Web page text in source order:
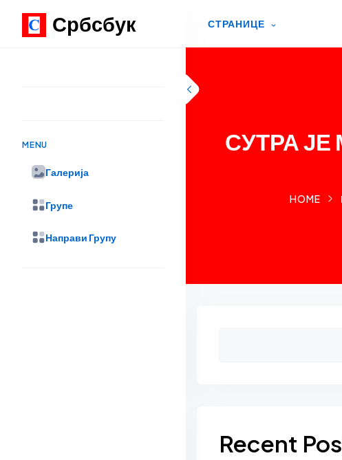
Србсбук
MENU
Галерија
Групе
Направи Групу
СТРАНИЦЕ
СУТРА
HOME
Recent